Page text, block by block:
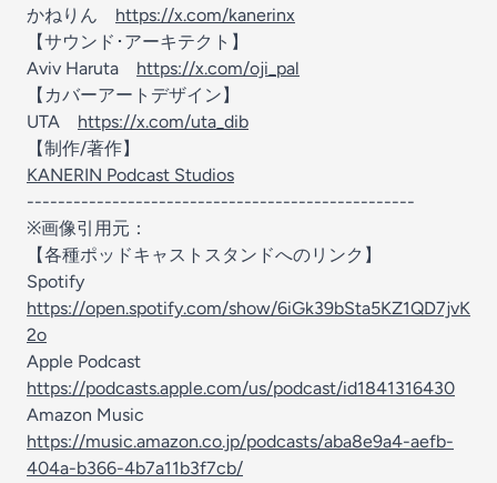
かねりん https://x.com/kanerinx
【サウンド･アーキテクト】
Aviv Haruta https://x.com/oji_pal
【カバーアートデザイン】
UTA https://x.com/uta_dib
【制作/著作】
KANERIN Podcast Studios
--------------------------------------------------
※画像引用元：
【各種ポッドキャストスタンドへのリンク】
Spotify
https://open.spotify.com/show/6iGk39bSta5KZ1QD7jvK
2o
Apple Podcast
https://podcasts.apple.com/us/podcast/id1841316430
Amazon Music
https://music.amazon.co.jp/podcasts/aba8e9a4-aefb-
404a-b366-4b7a11b3f7cb/